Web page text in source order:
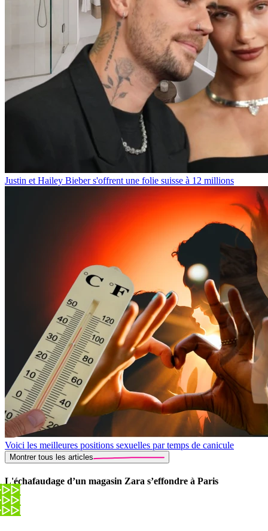
Justin et Hailey Bieber s'offrent une folie suisse à 12 millions
Voici les meilleures positions sexuelles par temps de canicule
Montrer tous les articles
L'échafaudage d’un magasin Zara s’effondre à Paris